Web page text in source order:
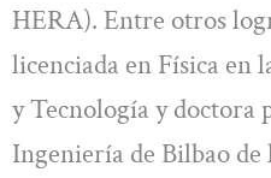
HERA). Entre otros
licenciada en Física en
y Tecnología y doctora
Ingeniería de Bilbao